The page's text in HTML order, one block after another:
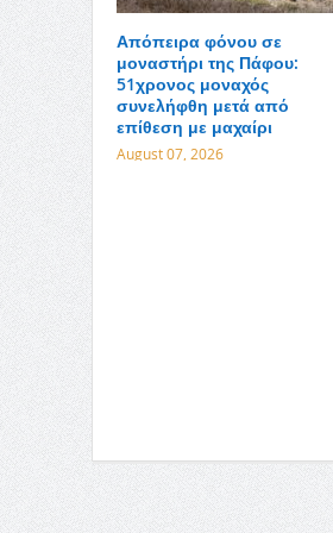
Απόπειρα φόνου σε
μοναστήρι της Πάφου:
51χρονος μοναχός
συνελήφθη μετά από
επίθεση με μαχαίρι
August 07, 2026